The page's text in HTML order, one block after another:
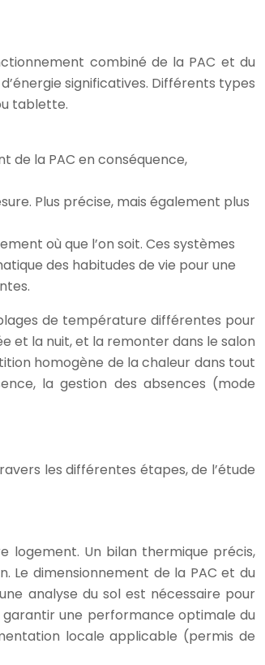
combiné de la PAC et du
significatives. Différents types
tablette.
de la PAC en conséquence,
Plus précise, mais également plus
où que l’on soit. Ces systèmes
des habitudes de vie pour une
de température différentes pour
et la nuit, et la remonter dans le salon
homogène de la chaleur dans tout
la gestion des absences (mode
les différentes étapes, de l’étude
logement. Un bilan thermique précis,
Le dimensionnement de la PAC et du
analyse du sol est nécessaire pour
une performance optimale du
locale applicable (permis de